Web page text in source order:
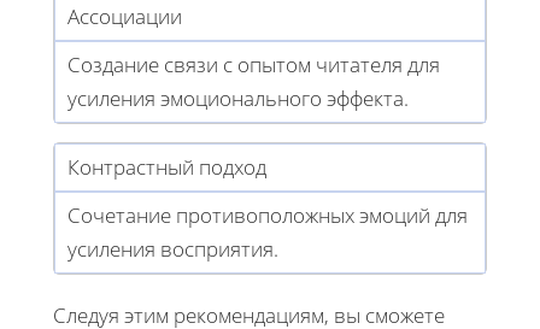
Ассоциации
Создание связи с опытом читателя для
усиления эмоционального эффекта.
Контрастный подход
Сочетание противоположных эмоций для
усиления восприятия.
Следуя этим рекомендациям, вы сможете